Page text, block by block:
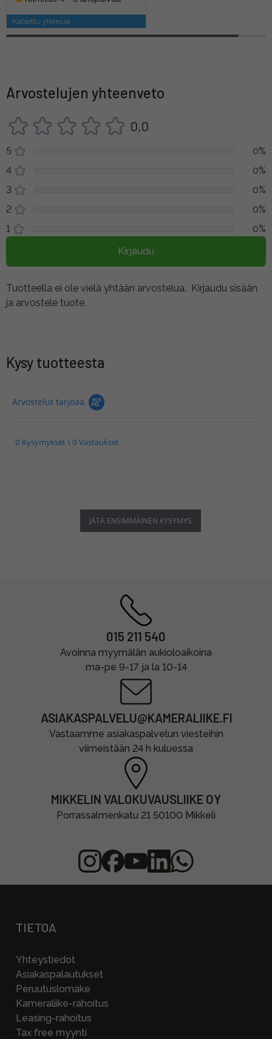
Katsottu yhdessä
Arvostelujen yhteenveto
0,0
5
0%
4
0%
3
0%
2
0%
1
0%
Kirjaudu
Tuotteella ei ole vielä yhtään arvostelua. Kirjaudu sisään
ja arvostele tuote.
Kysy tuotteesta
Arvostelut tarjoaa
0 Kysymykset \ 0 Vastaukset
JÄTÄ ENSIMMÄINEN KYSYMYS
015 211 540
Avoinna myymälän aukioloaikoina
ma-pe 9-17 ja la 10-14
ASIAKASPALVELU@KAMERALIIKE.FI
Vastaamme asiakaspalvelun viesteihin
viimeistään 24 h kuluessa
MIKKELIN VALOKUVAUSLIIKE OY
Porrassalmenkatu 21 50100 Mikkeli
TIETOA
Yhteystiedot
Asiakaspalautukset
Peruutuslomake
Kameraliike-rahoitus
Leasing-rahoitus
Tax free myynti